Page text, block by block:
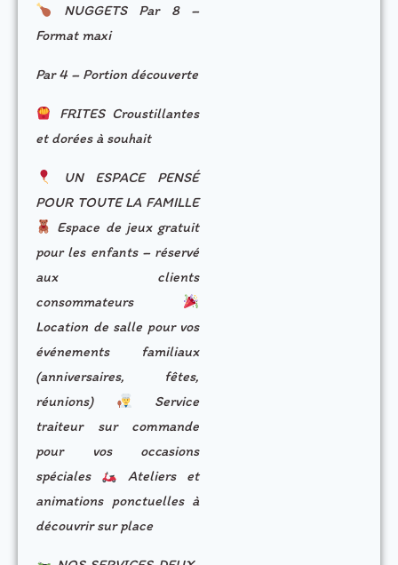
NUGGETS Par 8 –
Format maxi
Par 4 – Portion découverte
FRITES Croustillantes
et dorées à souhait
UN ESPACE PENSÉ
POUR TOUTE LA FAMILLE
Espace de jeux gratuit
pour les enfants – réservé
aux clients
consommateurs
Location de salle pour vos
événements familiaux
(anniversaires, fêtes,
réunions)
Service
traiteur sur commande
pour vos occasions
spéciales
Ateliers et
animations ponctuelles à
découvrir sur place